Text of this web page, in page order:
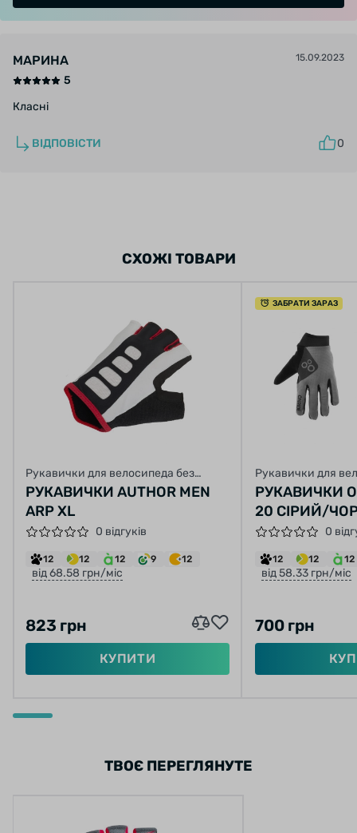
МАРИНА
5
15.09.2023
Класні
ВІДПОВІСТИ 0
СХОЖІ ТОВАРИ
Рукавички для велосипеда без
пальців
РУКАВИЧКИ AUTHOR MEN
ARP XL
0 відгуків
12 12 12 9 12
від 68.58 грн/міс
823 грн
КУПИТИ
ЗАБРАТИ ЗАРАЗ
Рукавички для
пальців
РУКАВИЧКИ
20 СІРИЙ/
0
12 12 12
від 58.33 грн/міс
700 грн
ТВОЄ ПЕРЕГЛЯНУТЕ